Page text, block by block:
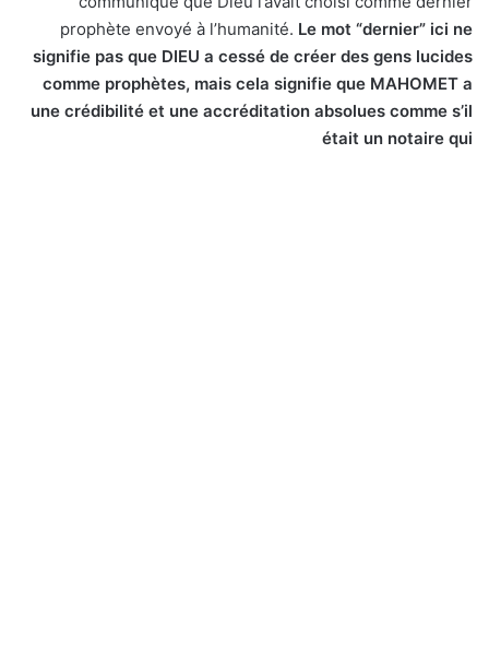
prophète envoyé à l’humanité. Le mot “dernier” ici ne
signifie pas que DIEU a cessé de créer des gens lucides
comme prophètes, mais cela signifie que MAHOMET a
une crédibilité et une accréditation absolues comme s’il
était un notaire qui